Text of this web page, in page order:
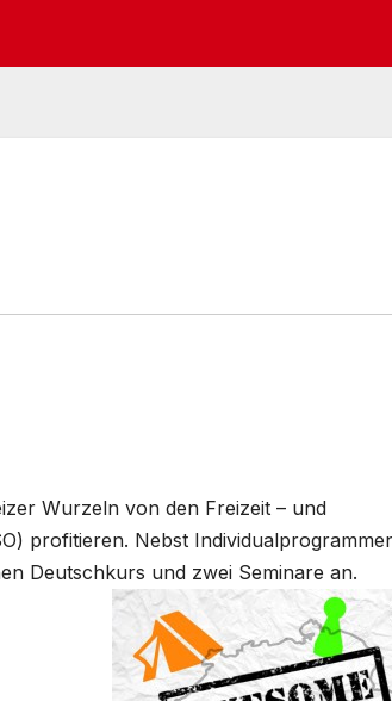
Wurzeln von den Freizeit – und
profitieren. Nebst
Deutschkurs und zwei Seminare an.